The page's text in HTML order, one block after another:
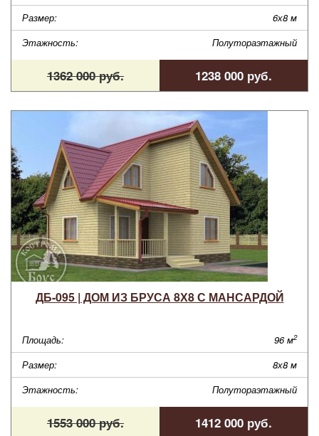
Размер:
6х8 м
Этажность:
Полутораэтажный
1362 000 руб. 1238 000 руб.
ДБ-095 | ДОМ ИЗ БРУСА 8Х8 С МАНСАРДОЙ
Площадь: 96 м2
Размер:
8х8 м
Этажность:
Полутораэтажный
1553 000 руб. 1412 000 руб.